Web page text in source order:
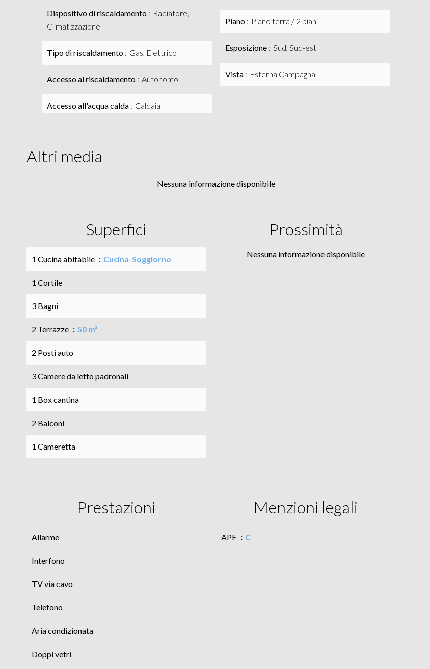
Dispositivo di riscaldamento
Radiatore,
Climatizzazione
Tipo di riscaldamento Gas, Elettrico
Accesso al riscaldamento Autonomo
Accesso all'acqua calda Caldaia
Piano Piano terra / 2 piani
Esposizione Sud, Sud-est
Vista Esterna Campagna
Altri media
Nessuna informazione disponibile
Superfici
1 Cucina abitabile Cucina-Soggiorno
1 Cortile
3 Bagni
2 Terrazze 50 m²
2 Posti auto
3 Camere da letto padronali
1 Box cantina
2 Balconi
1 Cameretta
Prossimità
Nessuna informazione disponibile
Prestazioni
Allarme
Interfono
TV via cavo
Telefono
Aria condizionata
Doppi vetri
Menzioni legali
APE C